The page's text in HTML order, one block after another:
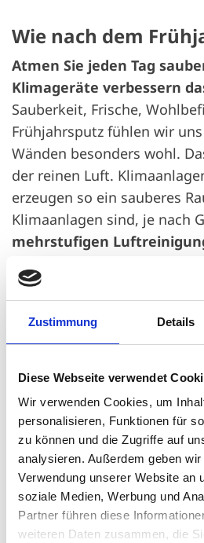
Zustimmung Details
Diese Webseite verwendet
Wir verwenden Cookies, um
personalisieren, Funktionen für
zu können und die Zugriffe auf
analysieren. Außerdem geben
Verwendung unserer Website an
soziale Medien, Werbung und
Partner führen diese
weiteren Daten zusammen, die
Wie nach dem
Atmen Sie jeden Tag
Klimageräte verbessern
Sauberkeit, Frische,
Frühjahrsputz fühlen wir
Wänden besonders wohl.
der reinen Luft.
erzeugen so ein sauberes
Klimaanlagen sind, je nach
mehrstufigen